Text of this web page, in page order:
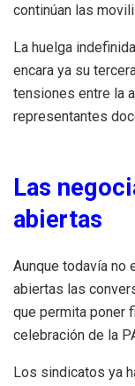
continúan las
La huelga
encara ya su
tensiones entre la
representantes
Las
abiertas
Aunque todavía no
abiertas las
que permita poner
celebración de la
Los sindicatos ya